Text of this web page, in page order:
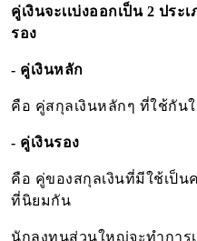
คู่เงินจะเเบ่งออกเป็น 2 ประเ
รอง
- คู่เงินหลัก
คือ คู่สกุลเงินหลักๆ ที่ใช้กัน
- คู่เงินรอง
คือ คู่ของสกุลเงินที่มีใช้เป็น
ที่นิยมกัน
นักลงทุนส่วนใหญ่จะทำการ